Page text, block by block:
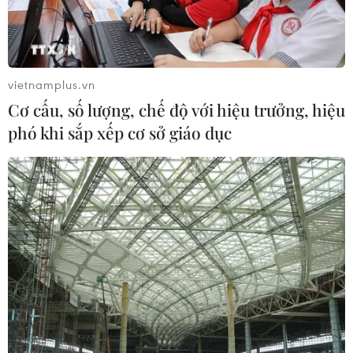
Nơi tiếng mẹ đẻ được hồi sinh giữa
lòng nước Đức
30/07/2026 08:18
Kiều bào tại Đức hơn 10 năm dành
nhà miễn phí cho con em chiến sỹ
Trường Sa
30/07/2026 02:03
Phát huy nguồn lực người Việt ở
nước ngoài: Từ đối ngoại đến động
lực phát triển
30/07/2026 01:20
vietnamplus.vn
Cơ cấu, số lượng, chế độ với hiệu trưởng, hiệu
phó khi sắp xếp cơ sở giáo dục